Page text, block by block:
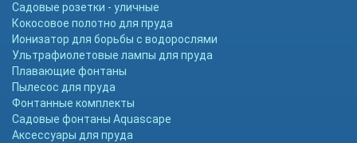
Садовые розетки - уличные
Кокосовое полотно для пруда
Ионизатор для борьбы с водорослями
Ультрафиолетовые лампы для пруда
Плавающие фонтаны
Пылесос для пруда
Фонтанные комплекты
Садовые фонтаны Aquascape
Аксессуары для пруда